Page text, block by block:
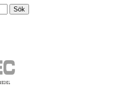
Sök